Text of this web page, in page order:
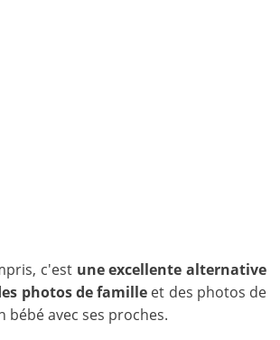
c'est une excellente alternative
photos de famille et des photos de
bébé avec ses proches.